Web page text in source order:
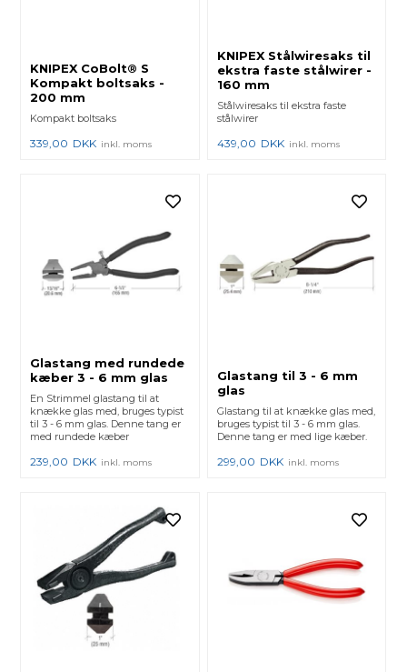
KNIPEX CoBolt® S
Kompakt boltsaks -
200 mm
Kompakt boltsaks
339,00 DKK inkl. moms
KNIPEX Stålwiresaks til
ekstra faste stålwirer -
160 mm
Stålwiresaks til ekstra faste
stålwirer
439,00 DKK inkl. moms
Glastang med rundede
kæber 3 - 6 mm glas
En Strimmel glastang til at
knække glas med, bruges typist
til 3 - 6 mm glas. Denne tang er
med rundede kæber
239,00 DKK inkl. moms
Glastang til 3 - 6 mm
glas
Glastang til at knække glas med,
bruges typist til 3 - 6 mm glas.
Denne tang er med lige kæber.
299,00 DKK inkl. moms